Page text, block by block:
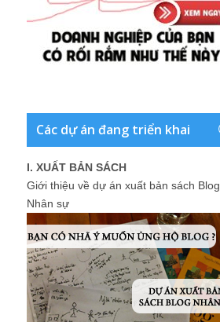
Các dự án đang triển khai
I. XUẤT BẢN SÁCH
Giới thiệu về dự án xuất bản sách Blog
Nhân sự